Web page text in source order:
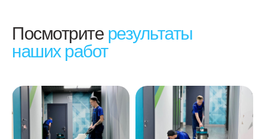
Посмотрите результаты
наших работ